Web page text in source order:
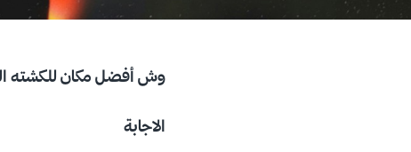
وش أفضل مكان للكشته
الاجابة